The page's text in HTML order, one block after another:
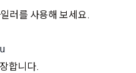
러를 사용해 보세요.
합니다.